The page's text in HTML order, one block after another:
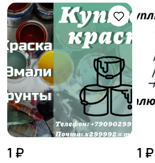
1 ₽ 1 ₽